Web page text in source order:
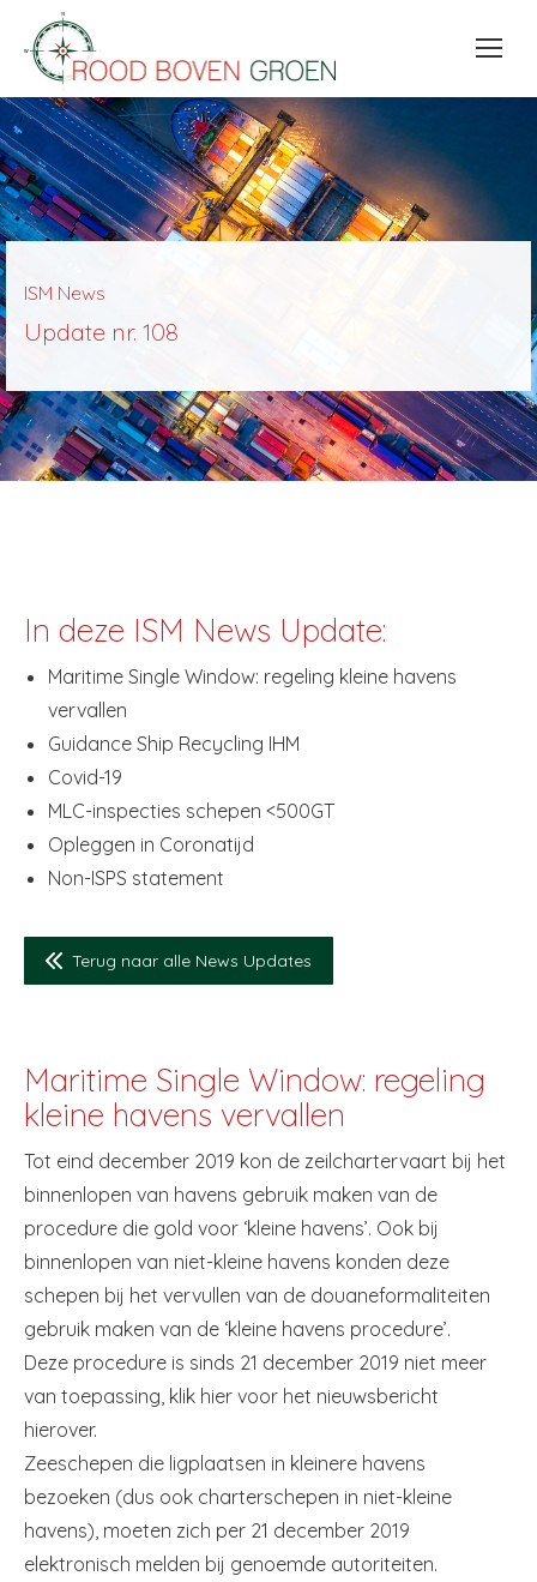
ISM News
Update nr. 108
In deze ISM News Update:
Maritime Single Window: regeling kleine havens
vervallen
Guidance Ship Recycling IHM
Covid-19
MLC-inspecties schepen <500GT
Opleggen in Coronatijd
Non-ISPS statement
Terug naar alle News Updates
Maritime Single Window: regeling
kleine havens vervallen
Tot eind december 2019 kon de zeilchartervaart bij het
binnenlopen van havens gebruik maken van de
procedure die gold voor ‘kleine havens’. Ook bij
binnenlopen van niet-kleine havens konden deze
schepen bij het vervullen van de douaneformaliteiten
gebruik maken van de ‘kleine havens procedure’.
Deze procedure is sinds 21 december 2019 niet meer
van toepassing, klik hier voor het nieuwsbericht
hierover.
Zeeschepen die ligplaatsen in kleinere havens
bezoeken (dus ook charterschepen in niet-kleine
havens), moeten zich per 21 december 2019
elektronisch melden bij genoemde autoriteiten.